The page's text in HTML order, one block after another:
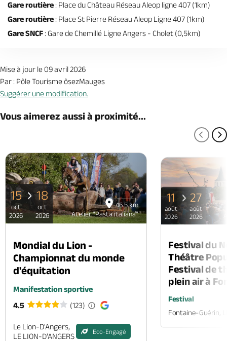
Gare routière : Place du Château Réseau Aleop ligne 407 (1km)
Gare routière : Place St Pierre Réseau Aleop Ligne 407 (1km)
Gare SNCF : Gare de Chemillé Ligne Angers - Cholet (0,5km)
Mise à jour le 09 avril 2026
Par : Pôle Tourisme ôsezMauges
Suggérer une modification.
Vous aimerez aussi à proximité...
46.5 km
Atelier "Pasta italiana"
15
oct
2026
18
oct
2026
Mondial du Lion -
Championnat du monde
d'équitation
Manifestation sportive
4.5
(123)
Le Lion-D'Angers,
LE LION-D'ANGERS
Eco-Engagé
11
août
2026
27
août
2026
Festival du
Théâtre
Festival de
plein air à
Festival
Fontaine-Guérin,